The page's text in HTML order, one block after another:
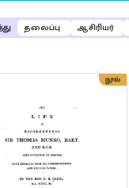
தலைப்பு ஆசிரியர்
நூல்